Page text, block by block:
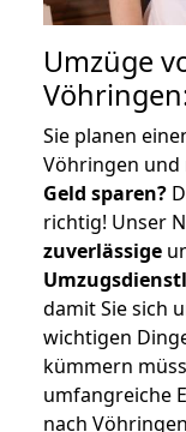
Umzüge
Sie planen
Vöhringen
Geld sparen?
richtig! Unser
zuverlässige
damit Sie sich
wichtigen
kümmern
umfangreiche
nach